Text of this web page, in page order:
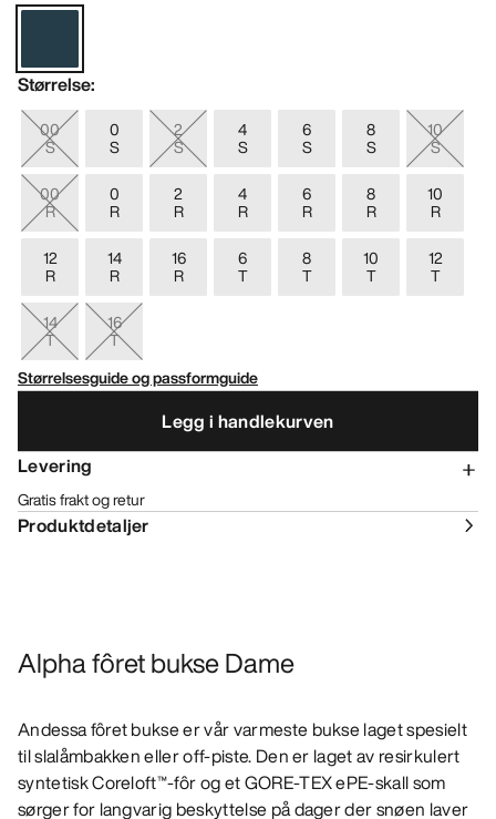
Størrelse:
00
S
0
S
2
S
4
S
6
S
8
S
10
S
00
R
0
R
2
R
4
R
6
R
8
R
10
R
12
R
14
R
16
R
6
T
8
T
10
T
12
T
14
T
16
T
Størrelsesguide og passformguide
Legg i handlekurven
Levering
Gratis frakt og retur
Produktdetaljer
Alpha fôret bukse Dame
Andessa fôret bukse er vår varmeste bukse laget spesielt
til slalåmbakken eller off-piste. Den er laget av resirkulert
syntetisk Coreloft™-fôr og et GORE-TEX ePE-skall som
sørger for langvarig beskyttelse på dager der snøen laver